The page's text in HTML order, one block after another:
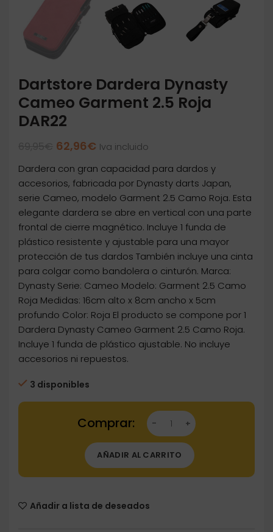
Dartstore Dardera Dynasty
Cameo Garment 2.5 Roja
DAR22
El
original
era:
69,95€.
62,96€ El
actual
es:
62,96€.
Iva incluido
Dardera con gran capacidad para dardos y
accesorios, fabricada por Dynasty darts Japan,
serie Cameo, modelo Garment 2.5 Camo Roja. Esta
elegante dardera se abre en vertical con una parte
frontal de cierre magnético. Incluye 1 funda de
plástico resistente y ajustable para una mayor
protección de tus dardos También incluye una cinta
para colgar como bandolera o cinturón. Marca:
Dynasty Serie: Cameo Modelo: Garment 2.5 Camo
Roja Medidas: 16cm alto x 8cm ancho x 5cm
profundo Color: Roja El producto se compone por 1
Dardera Dynasty Cameo Garment 2.5 Camo Roja.
Incluye 1 funda de plástico ajustable. No incluye
accesorios ni repuestos.
3 disponibles
Dartstore Dardera Dynasty Cameo Garment
AÑADIR AL CARRITO
Añadir a lista de deseados